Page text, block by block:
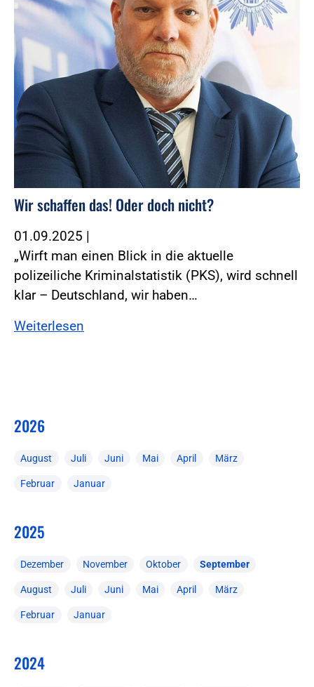
Wir schaffen das! Oder doch nicht?
01.09.2025 |
„Wirft man einen Blick in die aktuelle
polizeiliche Kriminalstatistik (PKS), wird schnell
klar – Deutschland, wir haben…
Weiterlesen
2026
August Juli Juni Mai April März
Februar Januar
2025
Dezember November Oktober September
August Juli Juni Mai April März
Februar Januar
2024